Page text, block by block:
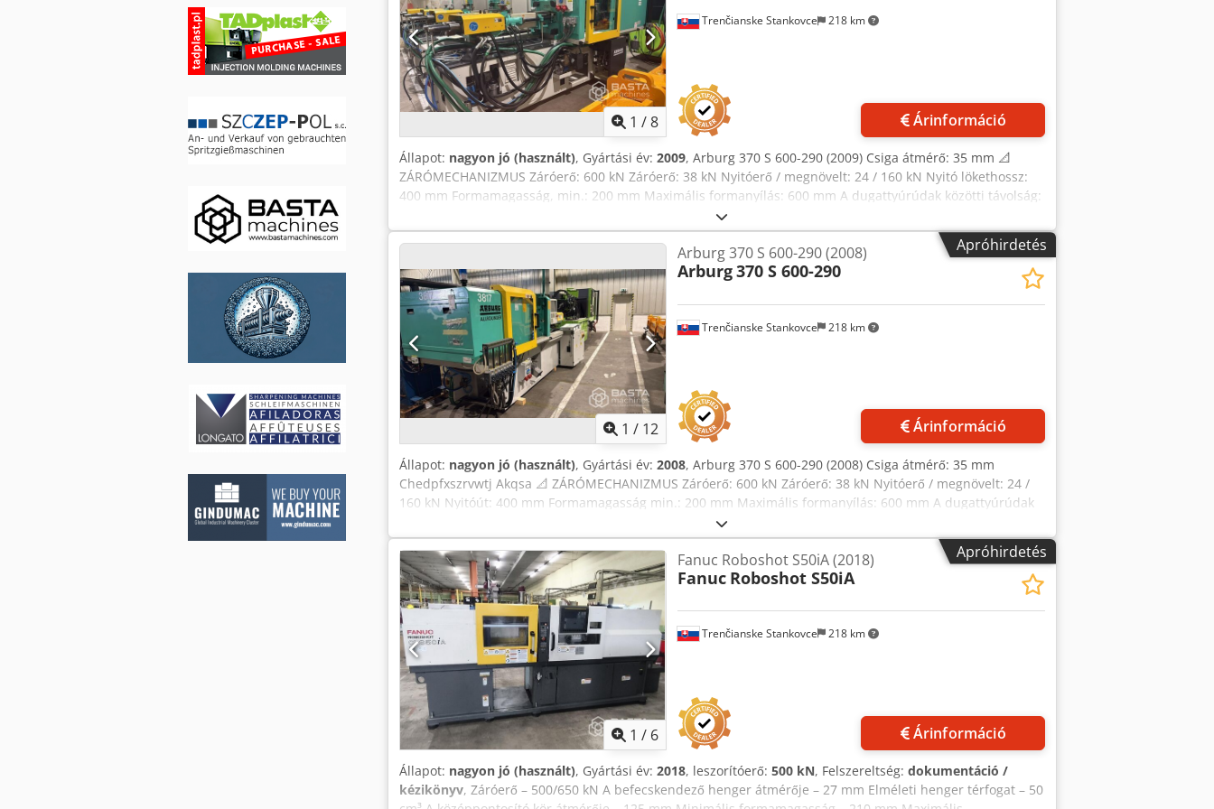
Akqoa Maximális csiga fordulatszám: 54 m/min Maximális csiga nyomaték: 380 Nm Fúvóka nyomóereje: 60
kN Fúvóka bevonási útja: 240 mm Fűtési zónák / teljesítmény: 4 zóna / 5,8 kW Fúvóka fűtése: 0,6 kW Tartály
térfogata: 50 l MÉRETEK ÉS SÚLY Olajkapacitás: 135 l Nettó súly: 3.300 kg Áramcsatlakozás: 80 A
1 /8
Trenčianske Stankovce 218 km
Árinformáció
Állapot: nagyon jó (használt), Gyártási év: 2009, Arburg 370 S 600-290 (2009) Csiga átmérő: 35 mm 📐
ZÁRÓMECHANIZMUS Záróerő: 600 kN Záróerő: 38 kN Nyitóerő / megnövelt: 24 / 160 kN Nyitó lökethossz:
400 mm Formamagasság, min.: 200 mm Maximális formanyílás: 600 mm A dugattyúrúdak közötti távolság:
370 × 370 mm Lemezméret: 510 × 510 mm Chjdpjzrvy Ujfx Akqsa A mozgó formafél súlya: 360 kg Kilökőerő:
125 kN Kilökő lökethossz: 125 mm ⚙️ HIDRAULIKA Hajtás teljesítménye: 15 kW Teljes csatlakoztatási
teljesítmény: 23,9 kW 💉 FRÖCCSÖNTŐ EGYSÉG — átmérő 35 mm Maximális csigalökethossz: 150 mm
Hatékony csigahossz L/D: 20 Maximális fröccsolási térfogat: 132 cm³ Maximális fröccsöntési súly: 20,5 g PS
Maximális anyagátfolyás: 10,5 kg/h PS Maximális fröccsenyomás: 2000 bar Maximális fröccselési áramlás:
140 cm³/s Fröccselési áramlás akkumulátorral: 430 cm³/s Maximális ellennyomás: 350 / 200 bar Maximális
csigafordulatszám: 54 m/min Maximális csiganémetörő nyomaték: 380 Nm Fúvókanyomás erő: 60 kN
Fúvókabehúzási lökethossz: 240 mm Fűtési zónák / teljesítmény: 4 zóna / 5,8 kW Fúvókafűtés: 0,6 kW
Tartály térfogata: 50 l 📦 MÉRETEK ÉS SÚLY Olajkapacitás: 135 l Nettó súly: 3.300 kg Áramcsatlakozás: 80 A
Apróhirdetés
1 / 12
Trenčianske Stankovce 218 km
Arburg 370 S 600-290 (2008)
Arburg370 S 600-290
Árinformáció
Állapot: nagyon jó (használt), Gyártási év: 2008, Arburg 370 S 600-290 (2008) Csiga átmérő: 35 mm
Chedpfxszrvwtj Akqsa 📐 ZÁRÓMECHANIZMUS Záróerő: 600 kN Záróerő: 38 kN Nyitóerő / megnövelt: 24 /
160 kN Nyitóút: 400 mm Formamagasság min.: 200 mm Maximális formanyílás: 600 mm A dugattyúrúdak
közötti távolság: 370 × 370 mm Lemezméret: 510 × 510 mm A mozgó formafél súlya: 360 kg Kilökőerő: 125
kN Kilökőút: 125 mm ⚙️ HIDRAULIKA Meghajtási teljesítmény: 15 kW Teljes csatlakoztatott teljesítmény:
23,9 kW 💉 FRÖCCSÖNTŐ EGYSÉG — átmérő 35 mm Maximális csigaút: 150 mm Hatékony csiga hossza L/D:
20 Maximális fröccsöntési térfogat: 132 cm³ Maximális töltet: 20,5 g PS Maximális anyagátfolyás: 10,5 kg/
óra PS Maximális fröccsöntési nyomás: 2000 bar Maximális fröccsöntési áram: 140 cm³/s Fröccsöntési
áram akkumulátorral: 430 cm³/s Maximális ellennyomás: 350 / 200 bar Maximális csiga fordulatszám: 54
m/perc Maximális csiga nyomaték: 380 Nm Fúvóka nyomóereje: 60 kN Fúvóka bevonási útja: 240 mm Fűtési
zónák / teljesítmény: 4 zóna / 5,8 kW Fúvókafűtés: 0,6 kW Tartály térfogata: 50 l 📦 MÉRETEK ÉS SÚLY
Olajkapacitás: 135 l Nettó súly: 3.300 kg
Apróhirdetés
1 / 6
Trenčianske Stankovce 218 km
Fanuc Roboshot S50iA (2018)
Fanuc Roboshot S50iA
Árinformáció
Állapot: nagyon jó (használt), Gyártási év: 2018, leszorítóerő: 500 kN, Felszereltség: dokumentáció /
kézikönyv, Záróerő – 500/650 kN A befecskendező henger átmérője – 27 mm Elméleti henger térfogat – 50